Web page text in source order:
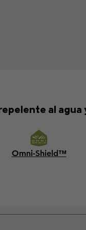
al agua
Omni-Shield™